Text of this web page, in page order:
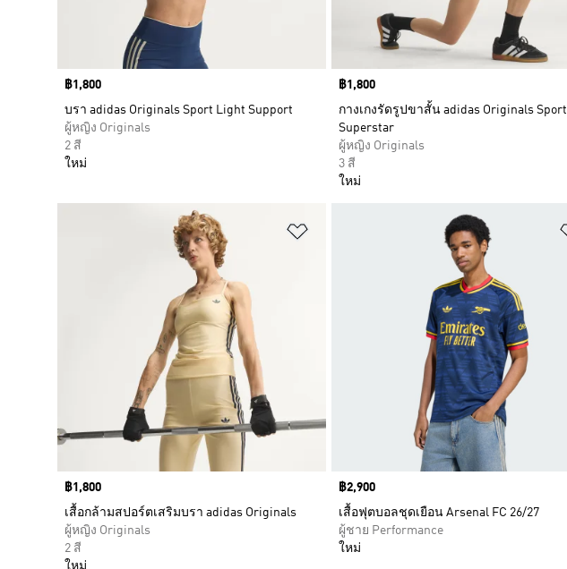
Price
฿1,800
บรา adidas Originals Sport Light Support
ผู้หญิง Originals
2 สี
ใหม่
Price
฿1,800
กางเกงรัดรูปขาสั้น adidas Originals Sport
Superstar
ผู้หญิง Originals
3 สี
ใหม่
เพิ่มไปยังรายการสินค้าโปรด
Price
฿1,800
เสื้อกล้ามสปอร์ตเสริมบรา adidas Originals
ผู้หญิง Originals
2 สี
ใหม่
Price
฿2,900
เสื้อฟุตบอลชุดเยือน Arsenal FC 26/27
ผู้ชาย Performance
ใหม่